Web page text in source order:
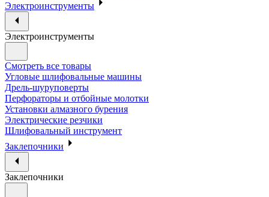
Электроинструменты
Электроинструменты
Смотреть все товары
Угловые шлифовальные машины
Дрель-шуруповерты
Перфораторы и отбойные молотки
Установки алмазного бурения
Электрические резчики
Шлифовальный инструмент
Заклепочники
Заклепочники